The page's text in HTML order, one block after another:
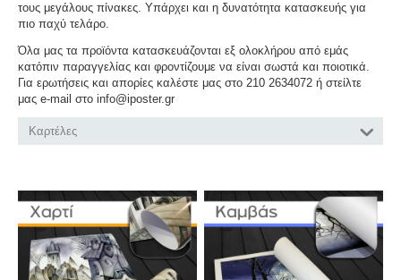
τους μεγάλους πίνακες. Υπάρχει και η δυνατότητα κατασκευής για
πιο παχύ τελάρο.
Όλα μας τα προϊόντα κατασκευάζονται εξ ολοκλήρου από εμάς
κατόπιν παραγγελίας και φροντίζουμε να είναι σωστά και ποιοτικά.
Για ερωτήσεις και απορίες καλέστε μας στο 210 2634072 ή στείλτε
μας e-mail στο info@iposter.gr
Καρτέλες